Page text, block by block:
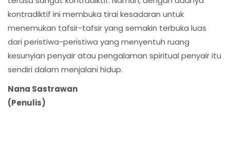
kontradiktif ini membuka tirai kesadaran untuk
menemukan tafsir-tafsir yang semakin terbuka luas
dari peristiwa-peristiwa yang menyentuh ruang
kesunyian penyair atau pengalaman spiritual penyair itu
sendiri dalam menjalani hidup.
Nana Sastrawan
(Penulis)